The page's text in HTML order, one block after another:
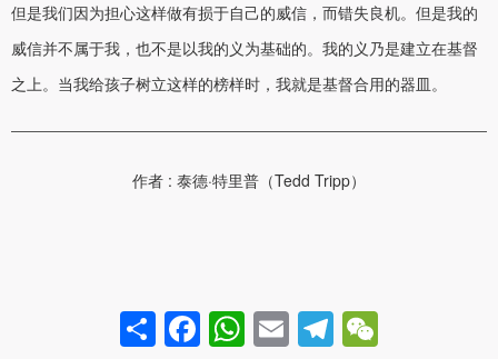
但是我们因为担心这样做有损于自己的威信，而错失良机。但是我的
威信并不属于我，也不是以我的义为基础的。我的义乃是建立在基督
之上。当我给孩子树立这样的榜样时，我就是基督合用的器皿。
作者 : 泰德·特里普（Tedd Tripp）
ShareFacebook
WhatsApp
EmailTelegram